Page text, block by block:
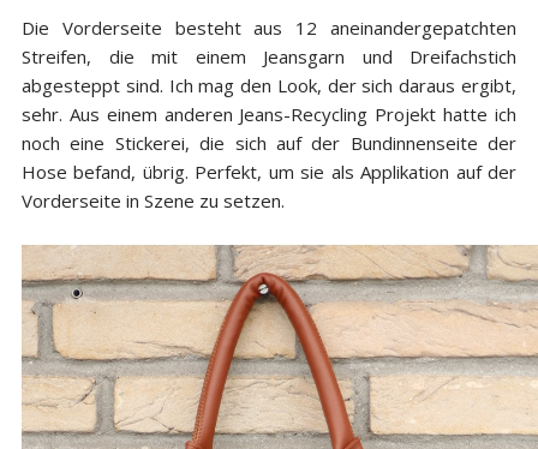
Die Vorderseite besteht aus 12 aneinandergepatchten
Streifen, die mit einem Jeansgarn und Dreifachstich
abgesteppt sind. Ich mag den Look, der sich daraus ergibt,
sehr. Aus einem anderen Jeans-Recycling Projekt hatte ich
noch eine Stickerei, die sich auf der Bundinnenseite der
Hose befand, übrig. Perfekt, um sie als Applikation auf der
Vorderseite in Szene zu setzen.